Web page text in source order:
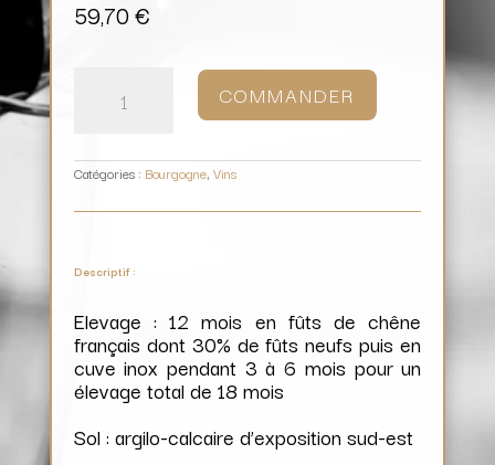
59,70€
COMMANDER
Catégories : Bourgogne, Vins
Descriptif :
Elevage : 12 mois en fûts de chêne
français dont 30% de fûts neufs puis en
cuve inox pendant 3 à 6 mois pour un
élevage total de 18 mois
Sol : argilo-calcaire d’exposition sud-est